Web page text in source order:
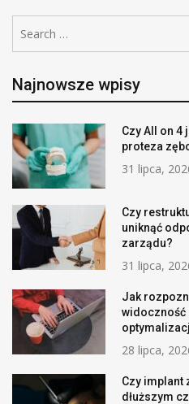
for:
Najnowsze wpisy
Czy All on 4
proteza
31 lipca,
Czy
uniknąć
zarządu?
31 lipca,
Jak
widoczność
28 lipca,
Czy implant
dłuższym